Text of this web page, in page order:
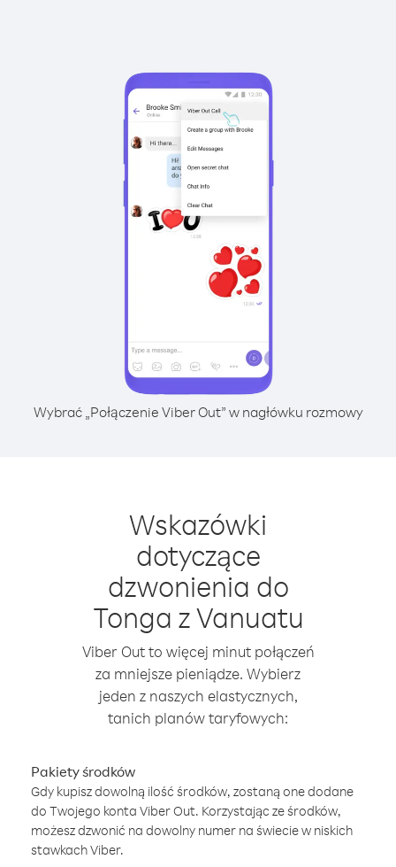
Wybrać „Połączenie Viber Out” w nagłówku rozmowy
Wskazówki
dotyczące
dzwonienia do
Tonga z Vanuatu
Viber Out to więcej minut połączeń
za mniejsze pieniądze. Wybierz
jeden z naszych elastycznych,
tanich planów taryfowych:
Pakiety środków
Gdy kupisz dowolną ilość środków, zostaną one dodane
do Twojego konta Viber Out. Korzystając ze środków,
możesz dzwonić na dowolny numer na świecie w niskich
stawkach Viber.